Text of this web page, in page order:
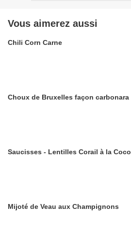
Vous aimerez aussi
Chili Corn Carne
Choux de Bruxelles façon carbonara
Saucisses - Lentilles Corail à la Coco
Mijoté de Veau aux Champignons